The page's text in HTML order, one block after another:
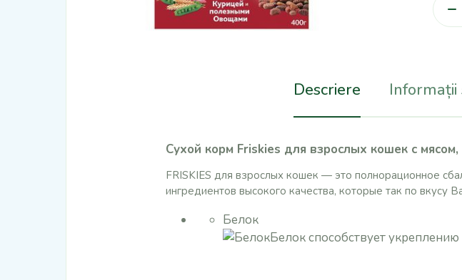
Descriere
Cухой корм Friskies для взрослых кошек с
​FRISKIES для взрослых кошек — это полнорационное
ингредиентов высокого качества, которые так по вкусу
Белок
Белок способствует